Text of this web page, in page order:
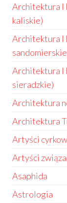
Architektura I
kaliskie)
Architektura I
Architektura I
sieradzkie)
Architektura
Architektura
Artyści
Artyści
Asaphida
Astrologia